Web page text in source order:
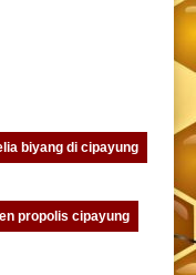
biyang di cipayung
propolis cipayung